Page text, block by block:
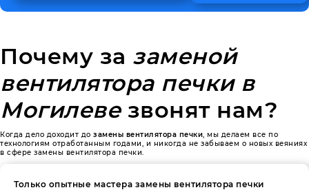
Почему за заменой
вентилятора печки в
Могилевезвонят нам?
Когда дело доходит до замены вентилятора печки , мы делаем все по
технологиям отработанным годами, и никогда не забываем о новых веяниях
в сфере замены вентилятора печки.
Только опытные мастера замены вентилятора печки